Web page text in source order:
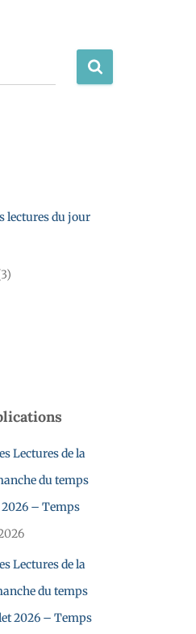
lectures du jour
Lectures de la
du temps
– Temps
Lectures de la
du temps
2026 – Temps